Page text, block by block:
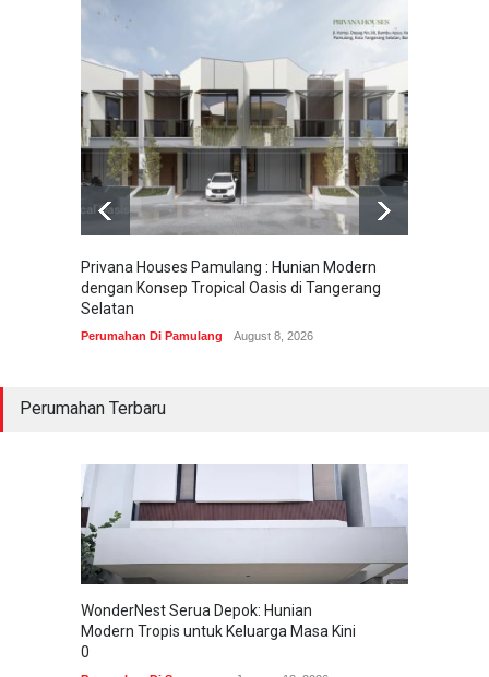
Privana Houses Pamulang : Hunian Modern
dengan Konsep Tropical Oasis di Tangerang
Selatan
Perumahan Di Pamulang August 8, 2026
Perumahan Terbaru
WonderNest Serua Depok: Hunian
Modern Tropis untuk Keluarga Masa Kini
0